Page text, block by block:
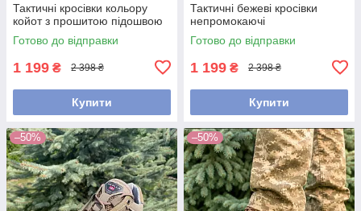
Тактичні кросівки кольору
койот з прошитою підошвою
Готово до відправки
1 199 ₴ 2 398 ₴
Купити
Тактичні бежеві кросівки
непромокаючі
Готово до відправки
1 199 ₴ 2 398 ₴
Купити
–50% –50%